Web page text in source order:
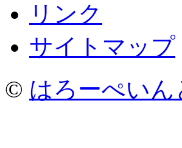
リンク
サイトマップ
© はろーぺいん